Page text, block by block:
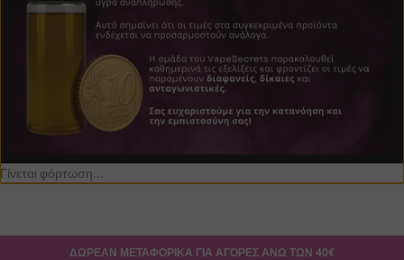
Γίνεται φόρτωση...
ΔΩΡΕΑΝ ΜΕΤΑΦΟΡΙΚΑ ΓΙΑ ΑΓΟΡΕΣ ΑΝΩ ΤΩΝ 40€